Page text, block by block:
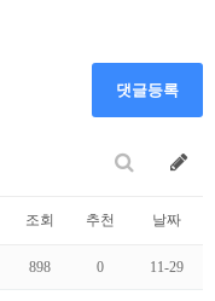
댓글등록
조회 추천 날짜
898 0 11-29